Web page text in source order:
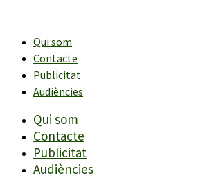
contingutQui som
Contacte
Publicitat
Audiències
Qui som
Contacte
Publicitat
Audiències